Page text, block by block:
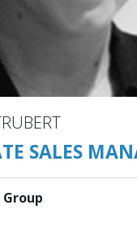
SALES